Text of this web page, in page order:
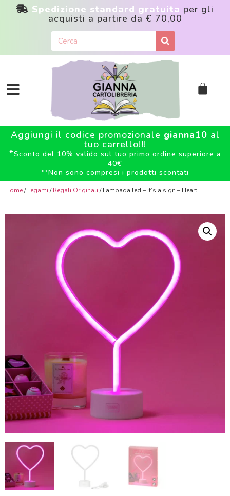
Spedizione standard gratuita per gli
acquisti a partire da € 70,00
Aggiungi il codice promozionale gianna10 al
tuo carrello!!!
*Sconto del 10% valido sul tuo primo ordine superiore a
40€
**Non sono compresi i prodotti scontati
Home/Legami /Regali Originali / Lampada led – It’s a sign – Heart